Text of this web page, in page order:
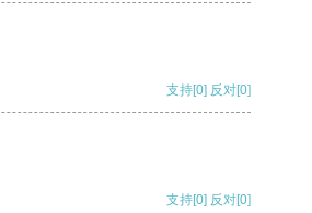
支持[0] 反对[0]
支持[0] 反对[0]